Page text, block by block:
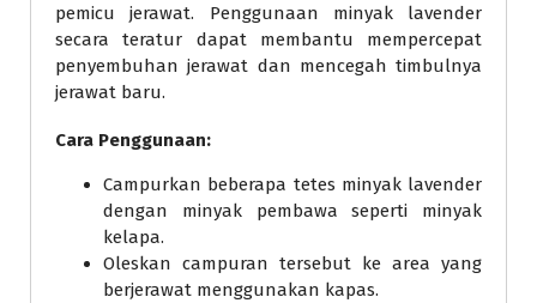
pemicu jerawat. Penggunaan minyak lavender
secara teratur dapat membantu mempercepat
penyembuhan jerawat dan mencegah timbulnya
jerawat baru.
Cara Penggunaan:
Campurkan beberapa tetes minyak lavender
dengan minyak pembawa seperti minyak
kelapa.
Oleskan campuran tersebut ke area yang
berjerawat menggunakan kapas.